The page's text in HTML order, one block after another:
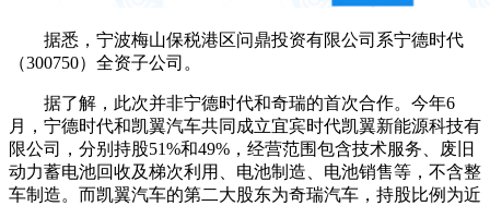
据悉，宁波梅山保税港区问鼎投资有限公司系宁德时代
（300750）全资子公司。
据了解，此次并非宁德时代和奇瑞的首次合作。今年6
月，宁德时代和凯翼汽车共同成立宜宾时代凯翼新能源科技有
限公司，分别持股51%和49%，经营范围包含技术服务、废旧
动力蓄电池回收及梯次利用、电池制造、电池销售等，不含整
车制造。而凯翼汽车的第二大股东为奇瑞汽车，持股比例为近